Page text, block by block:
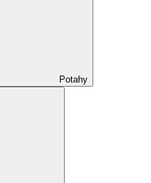
Potahy